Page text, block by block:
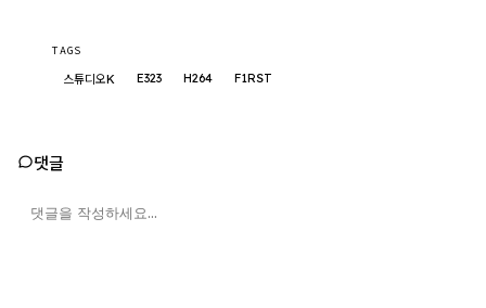
TAGS
스튜디오K E323 H264 F1RST
댓글